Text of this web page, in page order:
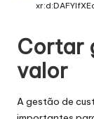
Cortar
valor
A gestão de